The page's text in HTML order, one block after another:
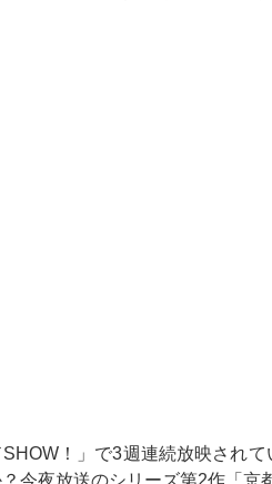
SHOW！」で3週連続放映され
今夜放送のシリーズ第2作「